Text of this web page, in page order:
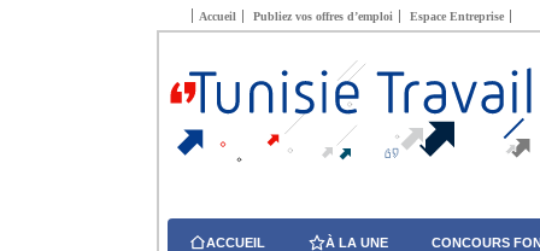
Accueil Publiez vos offres d’emploi Espace Entreprise
ACCUEIL À LA UNE CONCOURS